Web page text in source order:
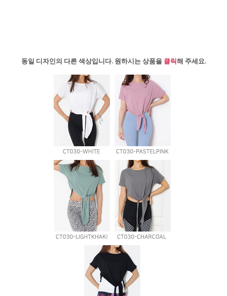
동일 디자인의 다른 색상입니다. 원하시는 상품을 클릭해 주세요.